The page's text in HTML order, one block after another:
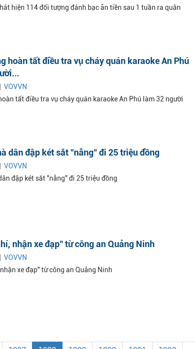
hiện 114 đối tượng đánh bạc ăn tiền sau 1 tuần ra quân
hoàn tất điều tra vụ cháy quán karaoke An Phú
VOVVN
tất điều tra vụ cháy quán karaoke An Phú làm 32 người
dân đập két sắt "nẫng" đi 25 triệu đồng
VOVVN
đập két sắt "nẫng" đi 25 triệu đồng
nhận xe đạp" từ công an Quảng Ninh
VOVVN
xe đạp" từ công an Quảng Ninh